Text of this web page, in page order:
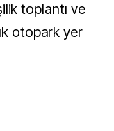
toplantı ve
otopark yer